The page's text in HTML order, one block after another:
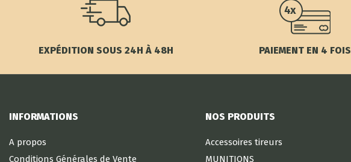
EXPÉDITION SOUS 24H À 48H PAIEMENT EN 4 FOIS
INFORMATIONS
A propos
Conditions Générales de Vente
NOS PRODUITS
Accessoires tireurs
MUNITIONS